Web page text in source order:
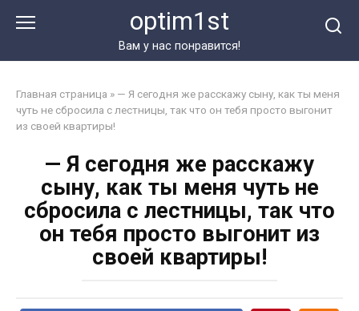
optim1st
Вам у нас понравится!
Главная страница » — Я сегодня же расскажу сыну, как ты меня
чуть не сбросила с лестницы, так что он тебя просто выгонит
из своей квартиры!
— Я сегодня же расскажу
сыну, как ты меня чуть не
сбросила с лестницы, так что
он тебя просто выгонит из
своей квартиры!